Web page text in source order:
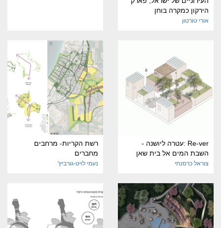
הירקון כמקרה בוחן
אורי טורטון
Re-ver :עטרה ליושנה -
השבת המים אל בית שאן
צוראל כרסנתי
רשת הקריות- מרחבים
מחברים
נעמי לויט-גורביץ'